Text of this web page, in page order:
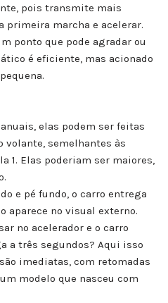
pois transmite mais
primeira marcha e acelerar.
ponto que pode agradar ou
é eficiente, mas acionado
elas podem ser feitas
volante, semelhantes às
1. Elas poderiam ser maiores,
e pé fundo, o carro entrega
aparece no visual externo.
no acelerador e o carro
a três segundos? Aqui isso
imediatas, com retomadas
modelo que nasceu com